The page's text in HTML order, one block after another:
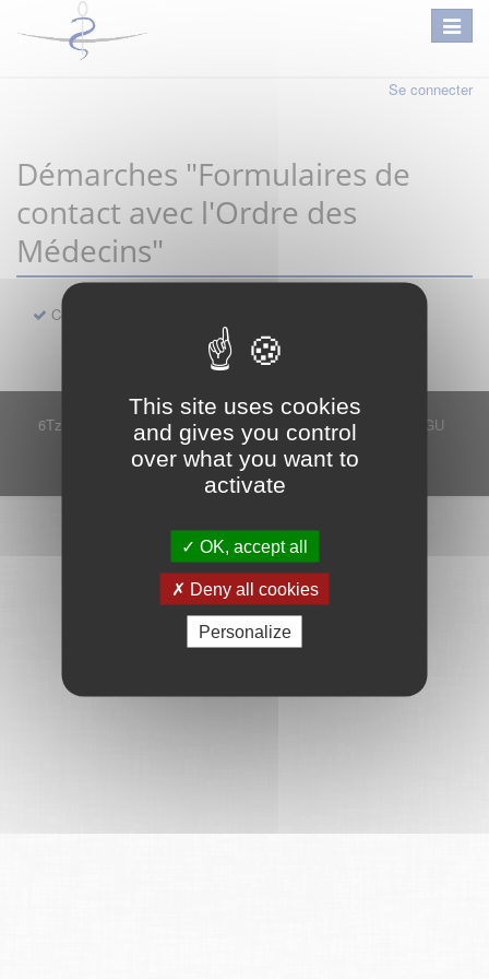
This site uses cookies
and gives you control
over what you want to
activate
OK, accept all
Deny all cookies
Personalize
Se connecter
Démarches "Formulaires de
contact avec l'Ordre des
Médecins"
Contact
6Tzen ©2015 - Tous droits réservés Mentions légales
CGU
Plan du site
FAQ
Contact
Ce service est proposé par6Tzen